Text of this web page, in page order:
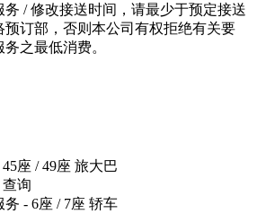
/ 修改接送时间，请最少于预定接送
预订部，否则本公司有权拒绝有关要
之最低消费。
座 / 49座 旅大巴
查询
- 6座 / 7座 轿车